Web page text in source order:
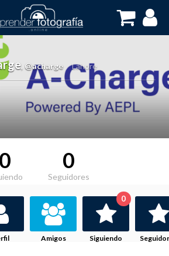
, @acharge Lahore
0 0
Seguidores
Amigos Siguiendo
0